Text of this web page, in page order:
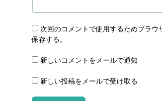
次回のコメントで使用するためブラ
保存する。
新しいコメントをメールで通知
新しい投稿をメールで受け取る